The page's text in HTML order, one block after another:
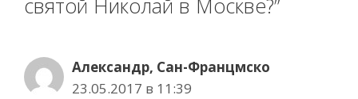
Александр, Сан-Францмско
23.05.2017 в 11:39